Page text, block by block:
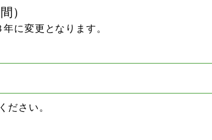
）
に変更となります。
さい。